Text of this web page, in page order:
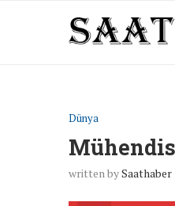
Dünya
written bySaathaber